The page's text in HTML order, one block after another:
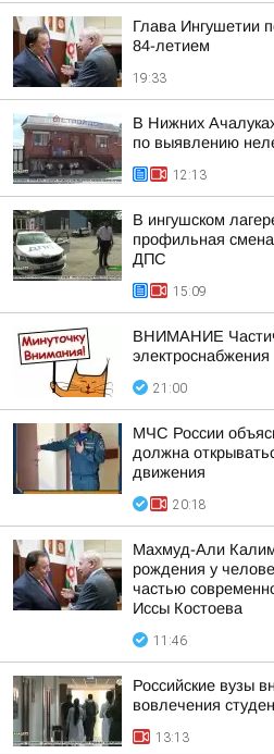
Глава Ингушетии
84-летием
19:33
В Нижних
по выявлению
12:13
В ингушском
профильная
ДПС
15:09
ВНИМАНИЕ
электроснабжения
21:00
МЧС России
должна
движения
20:18
Махмуд-Али
рождения у
частью
Иссы Костоева
11:46
Российские вузы
вовлечения
13:13